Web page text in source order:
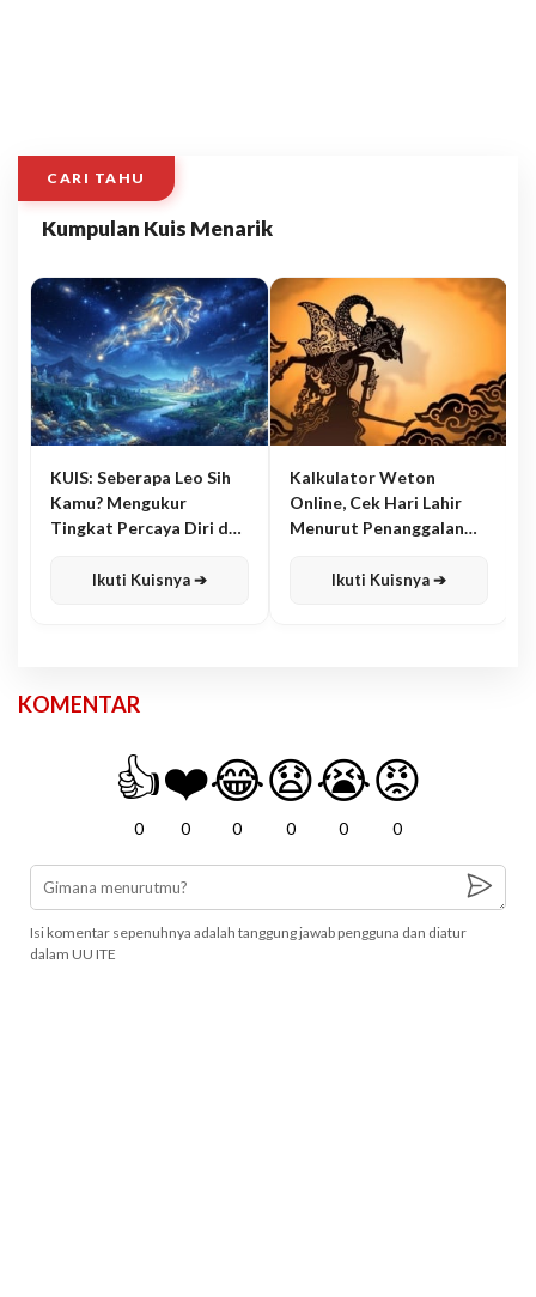
CARI TAHU
Kumpulan Kuis Menarik
KUIS: Seberapa Leo Sih
Kamu? Mengukur
Tingkat Percaya Diri dan
Ikuti Kuisnya ➔
Kalkulator Weton
Online, Cek Hari Lahir
Menurut Penanggalan
Ikuti Kuisnya ➔
KOMENTAR
👍
0
❤️
0
😂
0
😧
0
😭
0
😡
0
Isi komentar sepenuhnya adalah tanggung jawab pengguna dan diatur
dalam UU ITE